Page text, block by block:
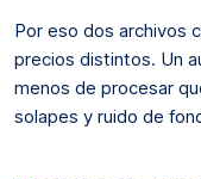
Por eso dos archivos
precios distintos. Un
menos de procesar
solapes y ruido de